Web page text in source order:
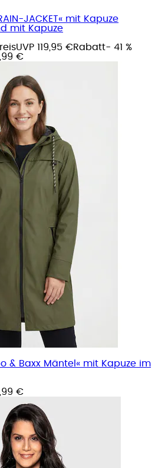
JACKET« mit Kapuze
mit Kapuze
UVP 119,95 €Rabatt- 41 %
€
& Baxx Mäntel« mit Kapuze im
€